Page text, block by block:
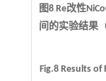
图8 Re改性
间的实验结果
Fig.8 Results of